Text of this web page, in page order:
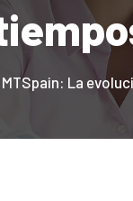
MTSpain: La